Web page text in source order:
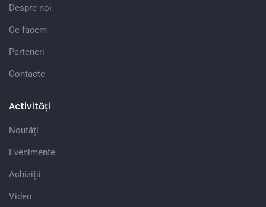
Despre noi
Ce facem
Parteneri
Contacte
Activități
Noutăți
Evenimente
Achiziții
Video